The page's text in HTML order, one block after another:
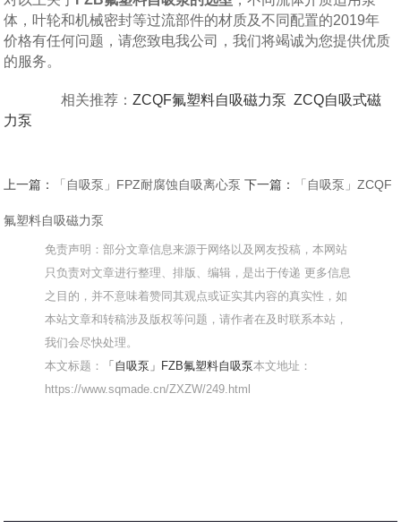
体，叶轮和机械密封等过流部件的材质及不同配置的2019年
价格有任何问题，请您致电我公司，我们将竭诚为您提供优质
的服务。
相关推荐：ZCQF氟塑料自吸磁力泵 ZCQ自吸式磁
力泵
上一篇： 「自吸泵」FPZ耐腐蚀自吸离心泵 下一篇： 「自吸泵」ZCQF
氟塑料自吸磁力泵
免责声明：部分文章信息来源于网络以及网友投稿，本网站
只负责对文章进行整理、排版、编辑，是出于传递 更多信息
之目的，并不意味着赞同其观点或证实其内容的真实性，如
本站文章和转稿涉及版权等问题，请作者在及时联系本站，
我们会尽快处理。
本文标题：
「自吸泵」FZB氟塑料自吸泵本文地址：
https://www.sqmade.cn/ZXZW/249.html